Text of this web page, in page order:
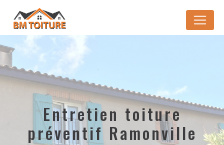
entretien toiture
préventif Ramonville
Panneau de gestion des cookies